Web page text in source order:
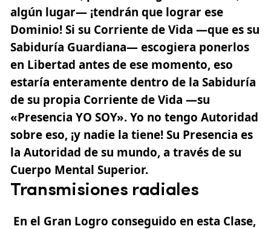
algún lugar— ¡tendrán que lograr ese
Dominio! Si su Corriente de Vida —que es su
Sabiduría Guardiana— escogiera ponerlos
en Libertad antes de ese momento, eso
estaría enteramente dentro de la Sabiduría
de su propia Corriente de Vida —su
«Presencia YO SOY». Yo no tengo Autoridad
sobre eso, ¡y nadie la tiene! Su Presencia es
la Autoridad de su mundo, a través de su
Cuerpo Mental Superior.
Transmisiones radiales
En el Gran Logro conseguido en esta Clase,